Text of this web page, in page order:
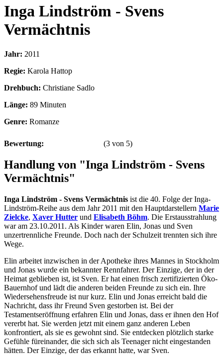
Inga Lindström - Svens
Vermächtnis
Jahr: 2011
Regie: Karola Hattop
Drehbuch: Christiane Sadlo
Länge: 89 Minuten
Genre: Romanze
Bewertung: (3 von 5)
Handlung von "Inga Lindström - Svens
Vermächtnis"
Inga Lindström - Svens Vermächtnis ist die 40. Folge der Inga-
Lindström-Reihe aus dem Jahr 2011 mit den Hauptdarstellern Marie
Zielcke, Xaver Hutter und Elisabeth Böhm. Die Erstausstrahlung
war am 23.10.2011. Als Kinder waren Elin, Jonas und Sven
unzertrennliche Freunde. Doch nach der Schulzeit trennten sich ihre
Wege.
Elin arbeitet inzwischen in der Apotheke ihres Mannes in Stockholm
und Jonas wurde ein bekannter Rennfahrer. Der Einzige, der in der
Heimat geblieben ist, ist Sven. Er hat einen frisch zertifizierten Öko-
Bauernhof und lädt die anderen beiden Freunde zu sich ein. Ihre
Wiedersehensfreude ist nur kurz. Elin und Jonas erreicht bald die
Nachricht, dass ihr Freund Sven gestorben ist. Bei der
Testamentseröffnung erfahren Elin und Jonas, dass er ihnen den Hof
vererbt hat. Sie werden jetzt mit einem ganz anderen Leben
konfrontiert, als sie es gewohnt sind. Sie entdecken plötzlich starke
Gefühle füreinander, die sich sich als Teenager nicht eingestanden
hätten. Der Einzige, der das erkannt hatte, war Sven.